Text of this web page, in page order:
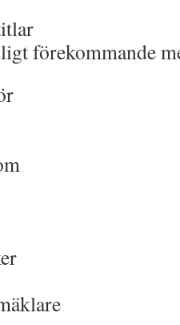
förekommande